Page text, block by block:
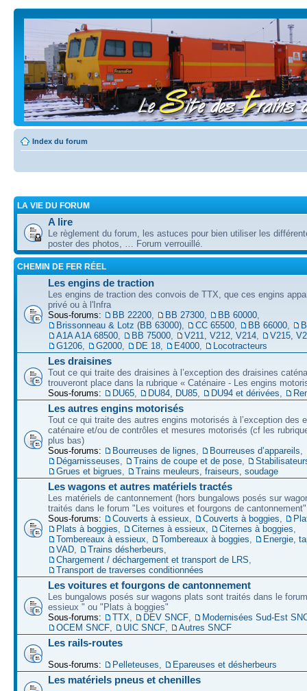
Index du forum
LA VIE DU FORUM
A lire
Le règlement du forum, les astuces pour bien utiliser les
poster des photos, … Forum verrouillé.
CHEMIN DE FER RÉEL
Les engins de traction
Les engins de traction des convois de TTX, que ces engins
privé ou à l'Infra
Sous-forums:
BB 22200 BB 27300 BB 60000
Brissonneau & Lotz (BB 63000)
CC 65500 BB 66000
A1A A1A 68500
BB 75000 V211, V212, V214
V215,
G1206
G2000 DE 18 E4000 Locotracteurs
Les draisines
Tout ce qui traite des draisines à l’exception des draisines
trouveront place dans la rubrique « Caténaire - Les engins
Sous-forums:
DU65 DU84, DU85 DU94 et dérivées
Les autres engins motorisés
Tout ce qui traite des autres engins motorisés à l’exception des
caténaire et/ou de contrôles et mesures motorisés (cf les
plus bas)
Sous-forums:
Bourreuses de lignes Bourreuses d’appareils
Dégarnisseuses
Trains de coupe et de pose
Grues et bigrues
Trains meuleurs, fraiseurs, soudage
Les wagons et autres matériels tractés
Les matériels de cantonnement (hors bungalows posés sur
traités dans le forum "Les voitures et fourgons de cantonnement"
Sous-forums:
Couverts à essieux Couverts à boggies
Plats à boggies
Citernes à essieux Citernes à boggies
Tombereaux à essieux
Tombereaux à boggies
Energie,
VAD
Trains désherbeurs
Chargement / déchargement et transport de LRS
Transport de traverses conditionnées
Les voitures et fourgons de cantonnement
Les bungalows posés sur wagons plats sont traités dans le
essieux " ou "Plats à boggies"
Sous-forums:
TTX DEV SNCF
Modernisées Sud-Est
OCEM SNCF
UIC SNCF Autres SNCF
Les rails-routes
Sous-forums: Pelleteuses Epareuses et désherbeurs
Les matériels pneus et chenilles